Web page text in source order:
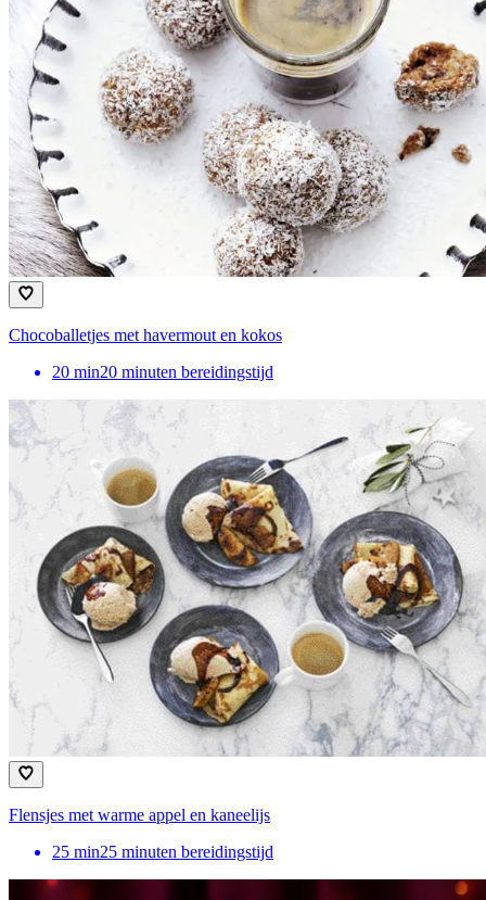
Chocoballetjes met havermout en kokos
20 min20 minuten bereidingstijd
Flensjes met warme appel en kaneelijs
25 min25 minuten bereidingstijd